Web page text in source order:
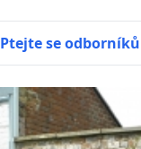
Ptejte se odborníků